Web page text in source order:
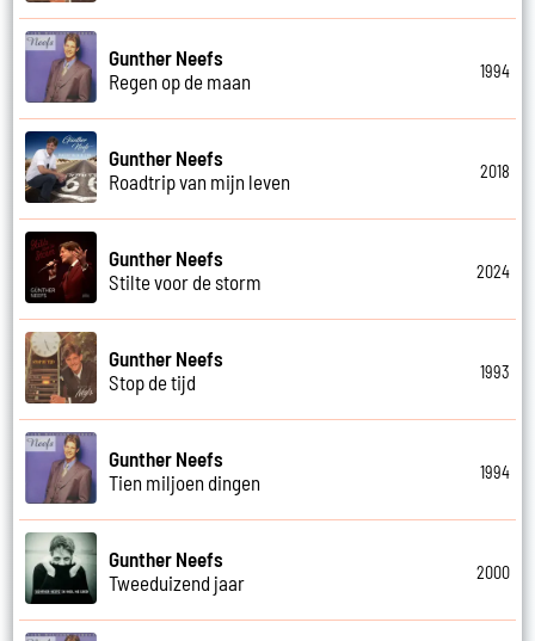
Gunther Neefs
Regen op de maan
1994
Gunther Neefs
Roadtrip van mijn leven
2018
Gunther Neefs
Stilte voor de storm
2024
Gunther Neefs
Stop de tijd
1993
Gunther Neefs
Tien miljoen dingen
1994
Gunther Neefs
Tweeduizend jaar
2000